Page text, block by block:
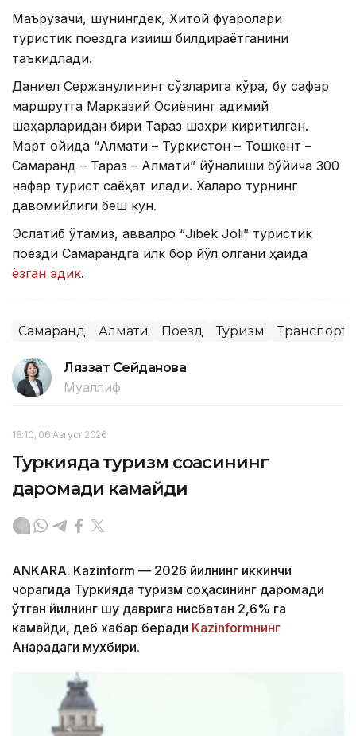
Маърузачи, шунингдек, Хитой фуқаролари
туристик поездга қизиқиш билдираётганини
таъкидлади.
Даниел Сержанулининг сўзларига кўра, бу сафар
маршрутга Марказий Осиёнинг қадимий
шаҳарларидан бири Тараз шаҳри киритилган.
Март ойида “Алмати – Туркистон – Тошкент – ​​
Самарқанд – Тараз – Алмати” йўналиши бўйича 300
нафар турист саёҳат қилади. Халқаро турнинг
давомийлиги беш кун.
Эслатиб ўтамиз, аввалроқ “Jibek Joli” туристик
поезди Самарқандга илк бор йўл олгани ҳақида
ёзган эдик.
Самарқанд Алмати Поезд Туризм Транспорт
Ляззат Сейданова
Муаллиф
18:10, 06 Август 2026
Туркияда туризм соҳасининг
даромади камайди
ANKARA. Kazinform — 2026 йилнинг иккинчи
чорагида Туркияда туризм соҳасининг даромади
ўтган йилнинг шу даврига нисбатан 2,6% га
камайди, деб хабар беради Kazinformнинг
Анқарадаги мухбири.